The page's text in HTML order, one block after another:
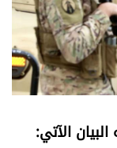
الآتي: